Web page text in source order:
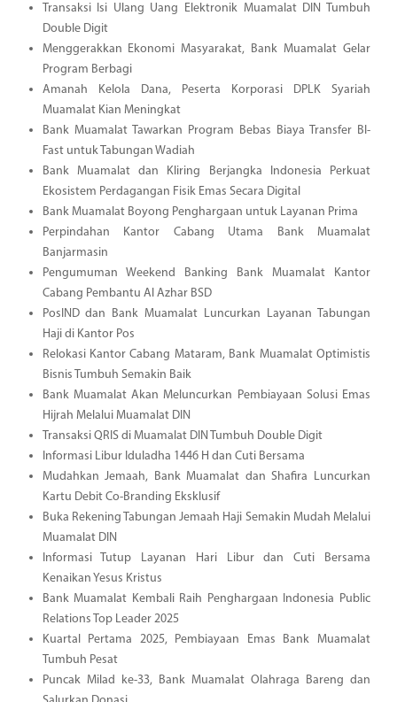
Transaksi Isi Ulang Uang Elektronik Muamalat DIN Tumbuh
Double Digit
Menggerakkan Ekonomi Masyarakat, Bank Muamalat Gelar
Program Berbagi
Amanah Kelola Dana, Peserta Korporasi DPLK Syariah
Muamalat Kian Meningkat
Bank Muamalat Tawarkan Program Bebas Biaya Transfer BI-
Fast untuk Tabungan Wadiah
Bank Muamalat dan Kliring Berjangka Indonesia Perkuat
Ekosistem Perdagangan Fisik Emas Secara Digital
Bank Muamalat Boyong Penghargaan untuk Layanan Prima
Perpindahan Kantor Cabang Utama Bank Muamalat
Banjarmasin
Pengumuman Weekend Banking Bank Muamalat Kantor
Cabang Pembantu Al Azhar BSD
PosIND dan Bank Muamalat Luncurkan Layanan Tabungan
Haji di Kantor Pos
Relokasi Kantor Cabang Mataram, Bank Muamalat Optimistis
Bisnis Tumbuh Semakin Baik
Bank Muamalat Akan Meluncurkan Pembiayaan Solusi Emas
Hijrah Melalui Muamalat DIN
Transaksi QRIS di Muamalat DIN Tumbuh Double Digit
Informasi Libur Iduladha 1446 H dan Cuti Bersama
Mudahkan Jemaah, Bank Muamalat dan Shafira Luncurkan
Kartu Debit Co-Branding Eksklusif
Buka Rekening Tabungan Jemaah Haji Semakin Mudah Melalui
Muamalat DIN
Informasi Tutup Layanan Hari Libur dan Cuti Bersama
Kenaikan Yesus Kristus
Bank Muamalat Kembali Raih Penghargaan Indonesia Public
Relations Top Leader 2025
Kuartal Pertama 2025, Pembiayaan Emas Bank Muamalat
Tumbuh Pesat
Puncak Milad ke-33, Bank Muamalat Olahraga Bareng dan